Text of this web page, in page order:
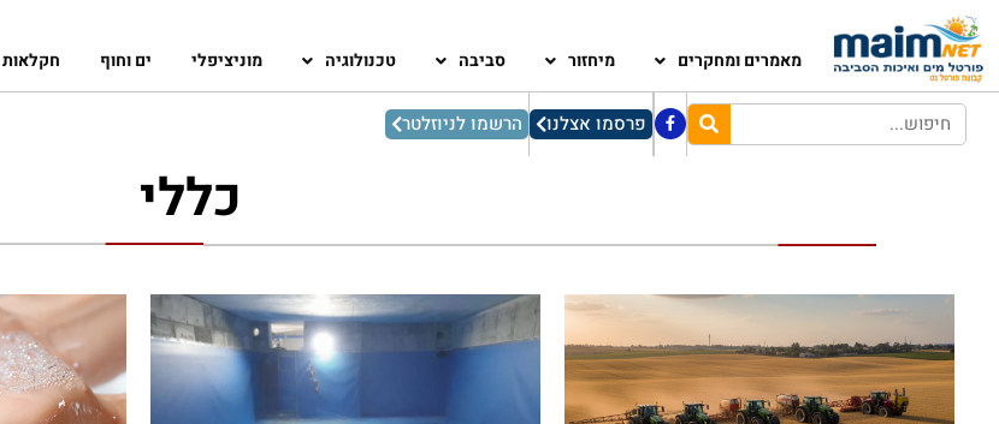
מאמרים ומחקרים מיחזור סביבה טכנולוגיה מוניציפלי ים וחוף חקלאות
פרסמו אצלנו הרשמו לניוזלטר
כללי